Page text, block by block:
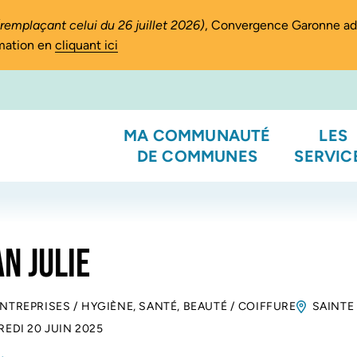
celui du 26 juillet 2026), Convergence Garonne
en cliquant ici
MA COMMUNAUTÉ
DE COMMUNES
LES
JULIE
/ HYGIÈNE, SANTÉ, BEAUTÉ / COIFFURE
20 JUIN 2025